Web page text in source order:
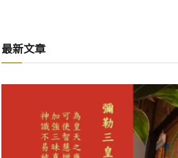
最新文章